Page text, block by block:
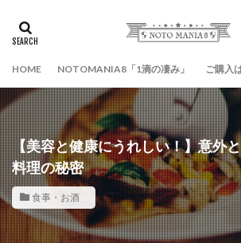
HOME NOTOMANIA8「1滴の凄み」 ご購入
【美容と健康にうれしい！】意外
料理の秘密
食事・お酒